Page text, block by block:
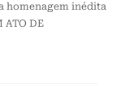
homenagem inédita
ATO DE